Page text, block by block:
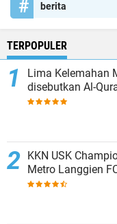
berita
TERPOPULER
Lima Kelemahan
disebutkan Al-
KKN USK
Metro Langgien